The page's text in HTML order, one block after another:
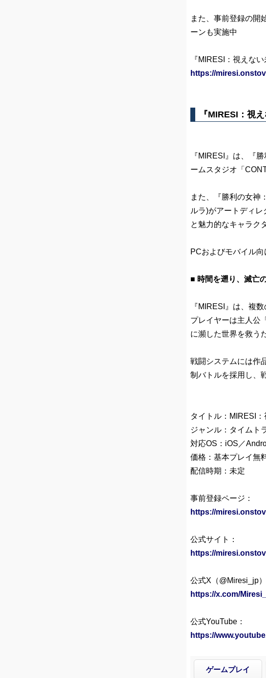
また、事前登録の開
ーンも実施中
『MIRESI：視えな
https://
『MIRESI：視
『MIRESI』は、『
ームスタジオ「
また、『勝利の女神
ルラ)がアートディ
と魅力的なキャラク
PCおよびモバイル
■ 時間を遡り、滅亡
『MIRESI』は、複
プレイヤーは主人公
に瀕した世界を救う
戦闘システムには作
制バトルを採用し、
タイトル：MIRESI
ジャンル：タイムト
対応OS：iOS／
価格：基本プレイ無
配信時期：未定
事前登録ページ：
https://
公式サイト：
https://
公式X（@Miresi_jp）
https://x.com/
公式YouTube：
https://
ゲームプレイ